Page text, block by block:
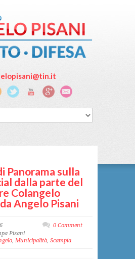
Panorama sulla
dalla parte del
Colangelo
Angelo Pisani
Pisani
, Municipalità, Scampia
0 Comment